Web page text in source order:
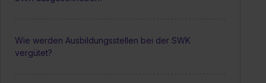
Wie werden Ausbildungsstellen bei der SWK
vergütet?